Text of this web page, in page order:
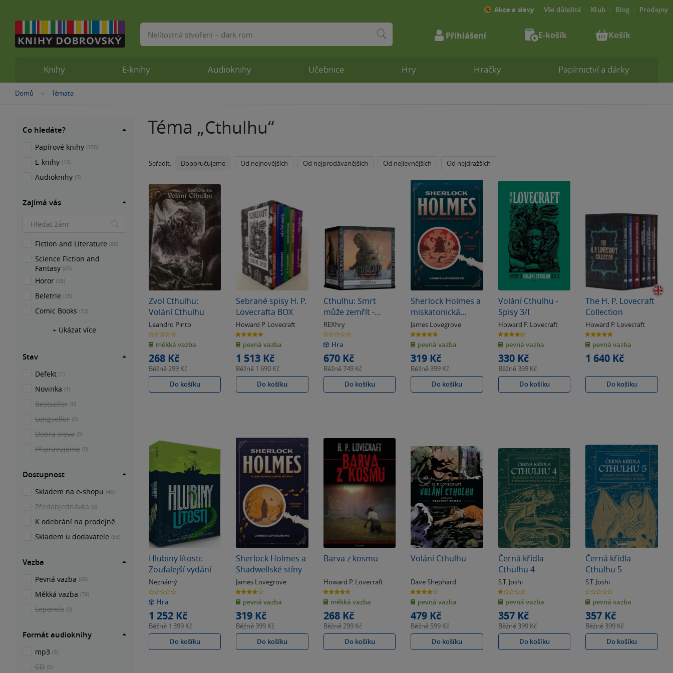
Domů »
Témata
Téma „Cthulhu“
Seřadit: Doporučujeme Od nejnovějších Od nejprodávanějších Od nejlevnějších Od nejdražších
Zvol Cthulhu:
Volání Cthulhu
Leandro Pinto
0.0
z
5
hvězdiček
měkká vazba
268 Kč
Běžně299 Kč
Do košíku
Sebrané spisy H. P.
Lovecrafta BOX
Howard P. Lovecraft
5.0
z
5
hvězdiček
pevná vazba
1 513 Kč
Běžně 1 690 Kč
Do košíku
Cthulhu: Smrt
může zemřít -
Godzilla
REXhry
0.0
z
5
hvězdiček
Hra
670 Kč
Běžně749 Kč
Do košíku
Sherlock Holmes a
miskatonická
monstra
James Lovegrove
4.8
z
5
hvězdiček
pevná vazba
319 Kč
Běžně 399 Kč
Do košíku
Volání Cthulhu -
Spisy 3/I
Howard P. Lovecraft
4.3
z
5
hvězdiček
pevná vazba
330 Kč
Běžně 369 Kč
Do košíku
The H. P. Lovecraft
Collection
Howard P. Lovecraft
5.0
z
5
hvězdiček
pevná vazba
1 640 Kč
Do košíku
Hlubiny lítosti:
Zoufalejší vydání
Neznámý
0.0
z
5
hvězdiček
Hra
1 252 Kč
Běžně 1 399 Kč
Do košíku
Sherlock Holmes a
Shadwellské stíny
James Lovegrove
3.8
z
5
hvězdiček
pevná vazba
319 Kč
Běžně 399 Kč
Do košíku
Barva z kosmu
Howard P. Lovecraft
4.6
z
5
hvězdiček
měkká vazba
268 Kč
Běžně299 Kč
Do košíku
Volání Cthulhu
Dave Shephard
3.9
z
5
hvězdiček
pevná vazba
479 Kč
Běžně 599 Kč
Do košíku
Černá křídla
Cthulhu 4
S.T. Joshi
1.0
z
5
hvězdiček
pevná vazba
357 Kč
Běžně 399 Kč
Do košíku
Černá křídla
Cthulhu 5
S.T. Joshi
0.0
z
5
hvězdiček
pevná vazba
357 Kč
Běžně 399 Kč
Do košíku
Co hledáte?
Papírové knihy (150)
E-knihy (16)
Audioknihy (5)
Zajímá vás
Fiction and Literature (80)
Science Fiction and
Fantasy (65)
Horor (35)
Beletrie (15)
Comic Books (13)
+ Ukázat více
Stav
Defekt (1)
Novinka (1)
Bestseller (0)
Longseller (0)
Dobrá sleva (0)
Připravujeme (0)
Dostupnost
Skladem na e-shopu (46)
Předobjednávka (0)
K odebrání na prodejně
Skladem u dodavatele (53)
Vazba
Pevná vazba (69)
Měkká vazba (78)
Leporelo (0)
Formát audioknihy
mp3 (5)
CD (0)
Knihy E-knihy Audioknihy Učebnice Hry Hračky Papírnictví a dárky
Akce a slevy Vše důležité Klub Blog Prodejny
Vyhledávání Přihlášení E-košík Košík